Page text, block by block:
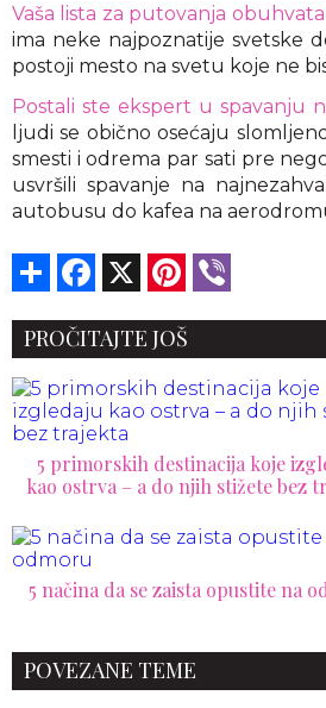
Vaša lista za putovanja obuhvata
ima neke najpoznatije svetske
postoji mesto na svetu koje ne
Postali ste ekspert u spavanju
ljudi se obično osećaju
smesti i odrema par sati pre
usvršili spavanje na
autobusu do kafea na
Share Facebook Pinterest
PROČITAJTE JOŠ
5 primorskih destinacija koje
kao ostrva – a do njih stižete bez
5 načina da se zaista opustite na
POVEZANE TEME